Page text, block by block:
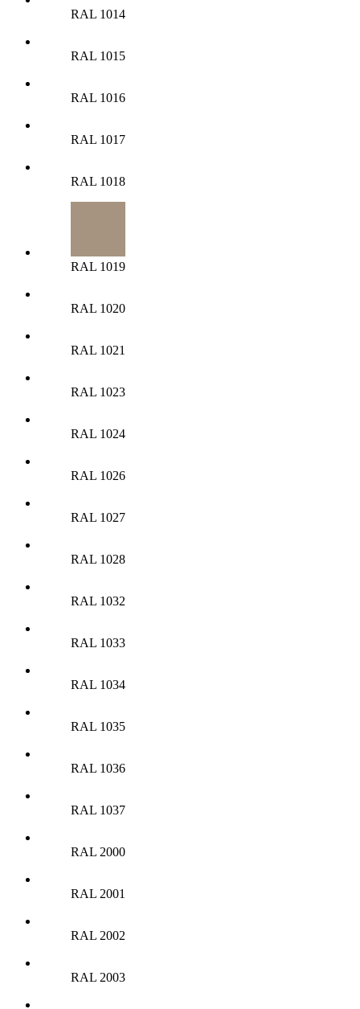
RAL 1014
RAL 1015
RAL 1016
RAL 1017
RAL 1018
RAL 1019
RAL 1020
RAL 1021
RAL 1023
RAL 1024
RAL 1026
RAL 1027
RAL 1028
RAL 1032
RAL 1033
RAL 1034
RAL 1035
RAL 1036
RAL 1037
RAL 2000
RAL 2001
RAL 2002
RAL 2003